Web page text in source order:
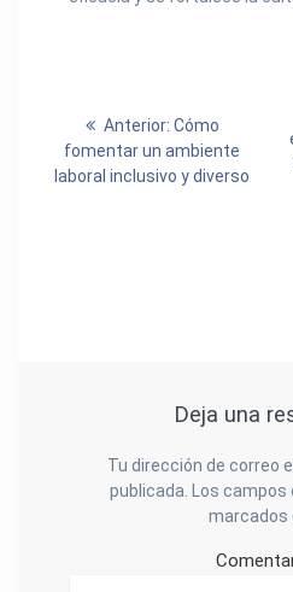
Anterior: Entrada
anterior:
Cómo
fomentar un ambiente
laboral inclusivo y diverso
Deja una
Tu dirección de correo
publicada.
Los
marcados